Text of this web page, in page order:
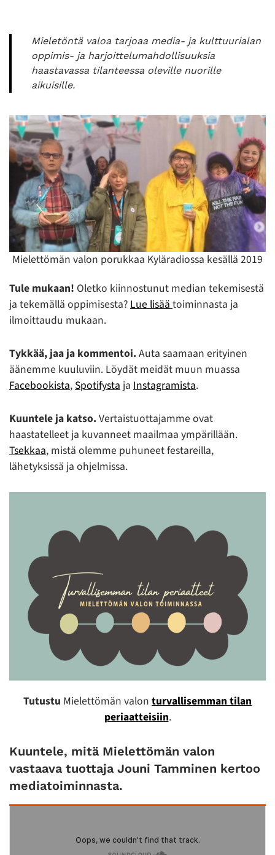
Mieletöntä valoa tarjoaa media- ja kulttuurialan
oppimis- ja harjoittelumahdollisuuksia
haastavassa tilanteessa oleville nuorille
aikuisille.
Mielettömän valon porukkaa Kyläradiossa kesällä 2019
Tule mukaan! Oletko kiinnostunut median tekemisestä
ja tekemällä oppimisesta? Lue lisää toiminnasta ja
ilmoittaudu mukaan.
Tykkää, jaa ja kommentoi.Auta saamaan erityinen
äänemme kuuluviin. Löydät meidät muun muassa
Facebookista, Spotifysta ja Instagramista.
Kuuntele ja katso.Vertaistuottajamme ovat
haastatelleet ja kuvanneet maailmaa ympärillään.
Tsekkaa, mistä olemme puhuneet festareilla,
lähetyksissä ja ohjelmissa.
Tutustu Mielettömän valon turvallisemman tilan
periaatteisiin.
Kuuntele, mitä Mielettömän valon
vastaava tuottaja Jouni Tamminen kertoo
mediatoiminnasta.